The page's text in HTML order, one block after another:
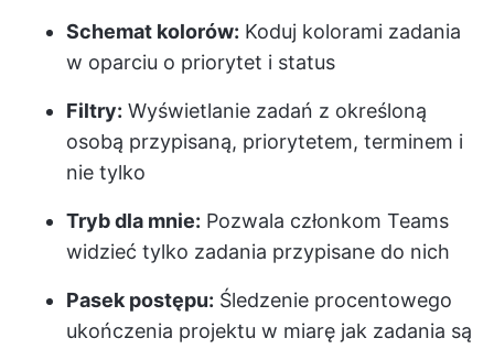
Schemat kolorów: Koduj kolorami zadania
w oparciu o priorytet i status
Filtry: Wyświetlanie zadań z określoną
osobą przypisaną, priorytetem, terminem i
nie tylko
Tryb dla mnie: Pozwala członkom Teams
widzieć tylko zadania przypisane do nich
Pasek postępu: Śledzenie procentowego
ukończenia projektu w miarę jak zadania są